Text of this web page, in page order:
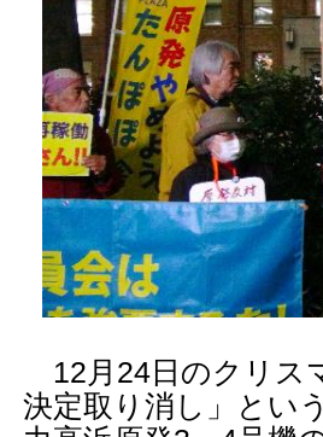
12月24日のクリス
決定取り消し」とい